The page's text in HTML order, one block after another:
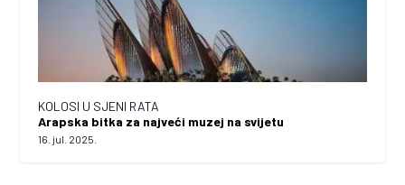
KOLOSI U SJENI RATA
Arapska bitka za najveći muzej na svijetu
16. jul. 2025.